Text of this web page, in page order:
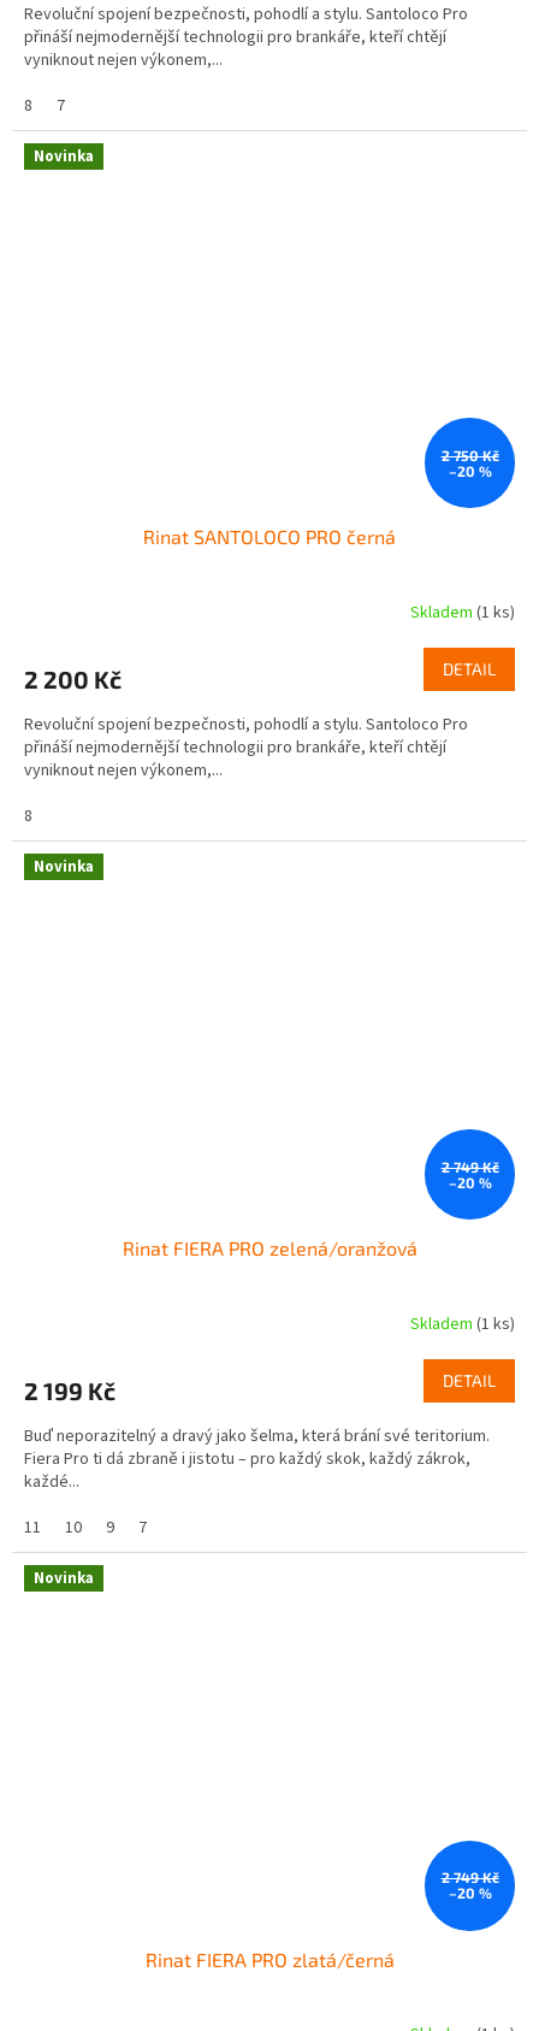
Revoluční spojení bezpečnosti, pohodlí a stylu. Santoloco Pro
přináší nejmodernější technologii pro brankáře, kteří chtějí
vyniknout nejen výkonem,...
8
7
Novinka
2 750 Kč
–20 %
Rinat SANTOLOCO PRO černá
Skladem (1 ks)
2 200 Kč DETAIL
Revoluční spojení bezpečnosti, pohodlí a stylu. Santoloco Pro
přináší nejmodernější technologii pro brankáře, kteří chtějí
vyniknout nejen výkonem,...
8
Novinka
2 749 Kč
–20 %
Rinat FIERA PRO zelená/oranžová
Skladem (1 ks)
2 199 Kč DETAIL
Buď neporazitelný a dravý jako šelma, která brání své teritorium.
Fiera Pro ti dá zbraně i jistotu – pro každý skok, každý zákrok,
každé...
11
10 9 7
Novinka
2 749 Kč
–20 %
Rinat FIERA PRO zlatá/černá